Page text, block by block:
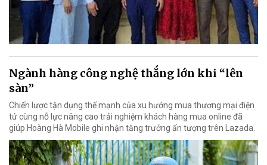
Ngành hàng công nghệ thắng lớn khi “lên
sàn”
Chiến lược tận dụng thế mạnh của xu hướng mua thương mại điện
tử cùng nỗ lực nâng cao trải nghiệm khách hàng mua online đã
giúp Hoàng Hà Mobile ghi nhận tăng trưởng ấn tượng trên Lazada.